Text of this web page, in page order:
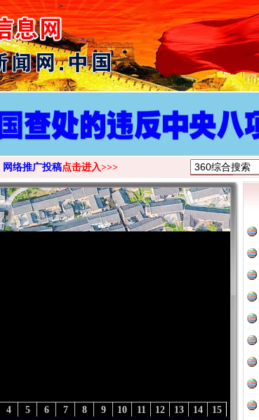
>
网络推广投稿点击进入>>>
15
14
13
12
11
10
9
8
7
6
5
4